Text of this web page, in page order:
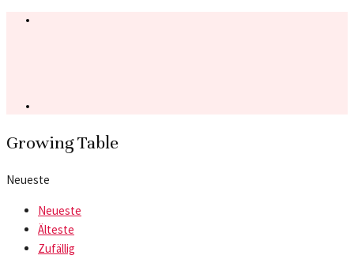
Growing Table
Neueste
Neueste
Älteste
Zufällig